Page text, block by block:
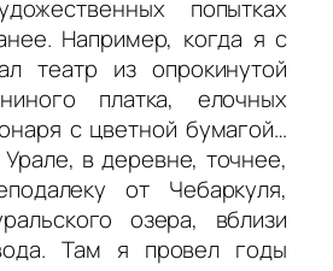
попытках
Например, когда я с
театр из опрокинутой
платка, елочных
с цветной бумагой…
в деревне, точнее,
от Чебаркуля,
озера, вблизи
Там я провел годы